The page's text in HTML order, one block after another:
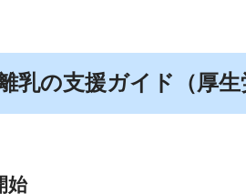
乳の支援ガイド（厚生
始